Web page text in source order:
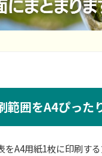
範囲をA4ぴった
A4用紙1枚に印刷する